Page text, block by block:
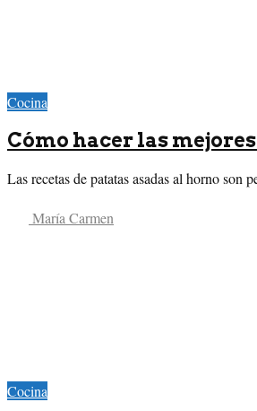
Cocina
Cómo hacer las
Las recetas de patatas asadas al horno
María Carmen
Cocina